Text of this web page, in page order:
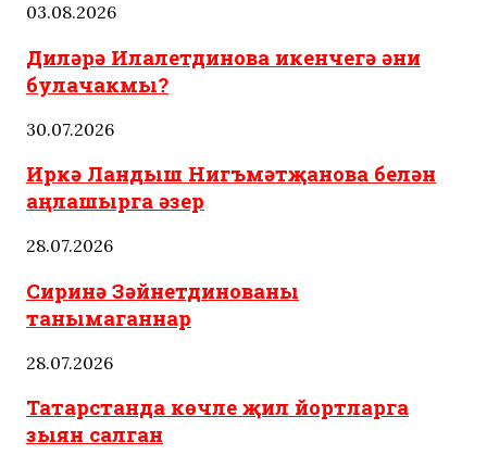
03.08.2026
Диләрә Илалетдинова икенчегә әни
булачакмы?
30.07.2026
Иркә Ландыш Нигъмәтҗанова белән
аңлашырга әзер
28.07.2026
Сиринә Зәйнетдинованы
танымаганнар
28.07.2026
Татарстанда көчле җил йортларга
зыян салган